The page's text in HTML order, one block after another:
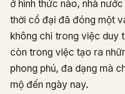
ở hình thức nào, nhà
thời cổ đại đã đóng một
không chỉ trong việc duy
còn trong việc tạo ra
phong phú, đa dạng mà
mộ đến ngày nay.